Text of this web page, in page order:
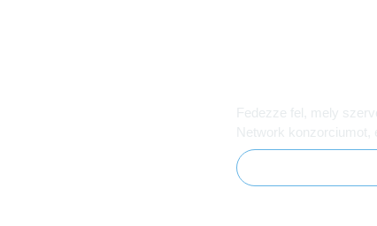
Fedezze fel, mely
Network konzorciumot,